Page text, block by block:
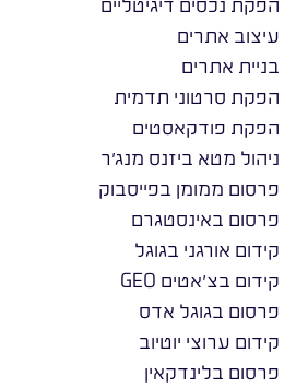
עיצוב אתרים
בניית אתרים
הפקת סרטוני תדמית
הפקת פודקאסטים
ניהול מטא ביזנס מנג׳ר
פרסום ממומן בפייסבוק
פרסום באינסטגרם
קידום אורגני בגוגל
קידום בצ׳אטים GEO
פרסום בגוגל אדס
קידום ערוצי יוטיוב
פרסום בלינדקאין